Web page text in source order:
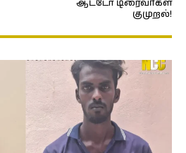
ஆட்டோ டிரைவர்கள்
குமுறல்!